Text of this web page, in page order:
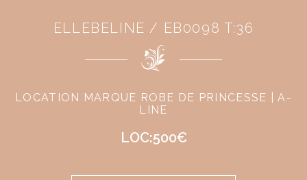
ELLEBELINE / EB0098 T:36
LOCATION MARQUE ROBE DE PRINCESSE | A-
LINE
LOC:500€